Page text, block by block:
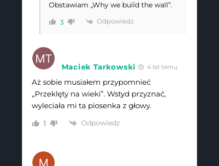
Obstawiam „Why we build the wall”.
3 Odpowiedz
Maciek Tarkowski 4 lat temu
Aż sobie musiałem przypomnieć
„Przeklęty na wieki”. Wstyd przyznać,
wyleciała mi ta piosenka z głowy.
1 Odpowiedz